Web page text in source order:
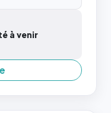
à venir